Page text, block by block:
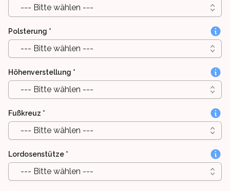
--- Bitte wählen ---
Polsterung *
--- Bitte wählen ---
Höhenverstellung *
--- Bitte wählen ---
Fußkreuz *
--- Bitte wählen ---
Lordosenstütze *
--- Bitte wählen ---